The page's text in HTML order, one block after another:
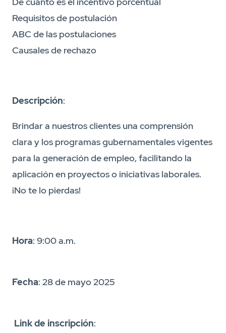
Requisitos de postulación
ABC de las postulaciones
Causales de rechazo
Descripción:
Brindar a nuestros clientes una comprensión
clara y los programas gubernamentales vigentes
para la generación de empleo, facilitando la
aplicación en proyectos o iniciativas laborales.
¡No te lo pierdas!
Hora: 9:00 a.m.
Fecha: 28 de mayo 2025
Link de inscripción: